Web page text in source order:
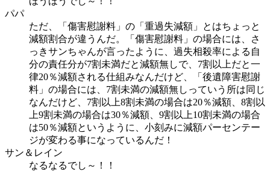
パパ
ただ、「傷害慰謝料」の「重過失減額」とはちょっと
減額割合が違うんだ。「傷害慰謝料」の場合には、さ
っきサンちゃんが言ったように、過失相殺率による自
分の責任分が7割未満だと減額無しで、7割以上だと一
律20％減額される仕組みなんだけど、「後遺障害慰謝
料」の場合には、7割未満の減額無しっていう所は同じ
なんだけど、7割以上8割未満の場合は20％減額、8割以
上9割未満の場合は30％減額、9割以上10割未満の場合
は50％減額というように、小刻みに減額パーセンテー
ジが変わる事になっているんだ！
サン＆レイン
なるなるでし～！！